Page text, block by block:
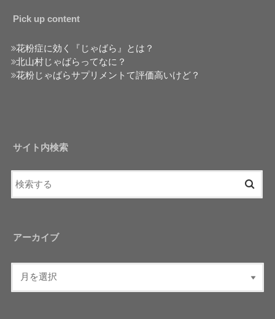
Pick up content
花粉症に効く『じゃばら』とは？
北山村じゃばらってなに？
花粉じゃばらサプリメントて評価高いけど？
サイト内検索
アーカイブ